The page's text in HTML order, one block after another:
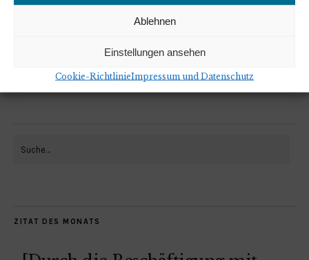
Ablehnen
Einstellungen ansehen
Cookie-RichtlinieImpressum und Datenschutz
Mehr lesen
vergangene Veranstaltungsankündigungen
ZITAT DES MONATS